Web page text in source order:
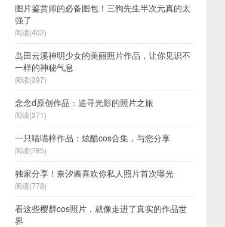
图片鉴赏师的必备图包！三狗先生半次元真的太
强了
阅读(402)
岛田云溪神明少女的美丽照片作品，让你见识不
一样的神秘气息
阅读(397)
念念d原创作品：追寻光影的照片之旅
阅读(371)
一只喵喵梓作品：炫酷cos合集，与您分享
阅读(785)
独家分享！奈汐酱喜欢你私人照片首次曝光
阅读(778)
看这些樱群cos照片，就像走进了真实的作品世
界